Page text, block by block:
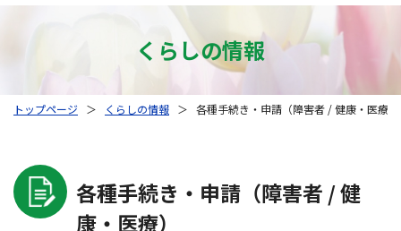
くらしの情報
トップページ ＞ くらしの情報 ＞ 各種手続き・申請（障害者 / 健康・医療）
各種手続き・申請（障害者 / 健
康・医療）